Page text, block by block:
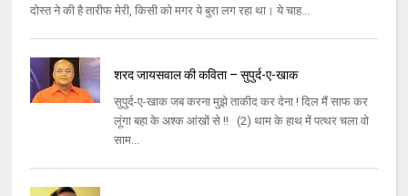
दोस्‍त ने की है तारीफ मेरी, किसी को मगर ये बुरा लग रहा था। ये चाह...
शरद जायसवाल की कविता – सुपुर्द-ए-खाक
सुपुर्द-ए-खाक जब करना मुझे ताकीद कर देना ! दिल मैं साफ कर
लूंगा बहा के अश्क आंखों से !! (2) थाम के हाथ में पत्थर चला वो
साम...